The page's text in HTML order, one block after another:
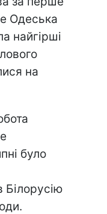
Одеська
найгірші
на
було
Білорусію